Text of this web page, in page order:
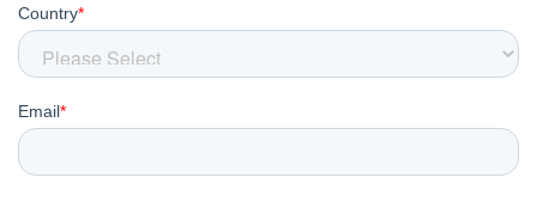
私たちのストーリー
トレーニング
サポート